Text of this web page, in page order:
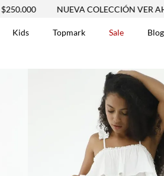
NUEVA COLECCIÓN VER AHORA
Kids Topmark Sale Blog